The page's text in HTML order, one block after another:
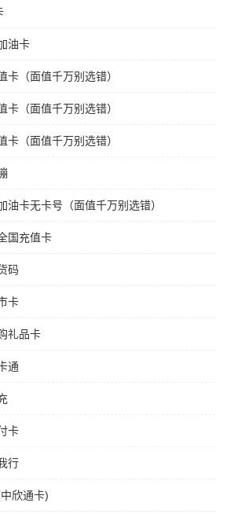
油卡
卡（面值千万别选错）
卡（面值千万别选错）
卡（面值千万别选错）
油卡无卡号（面值千万别选错）
国充值卡
码
卡
礼品卡
通
卡
行
欣通卡)